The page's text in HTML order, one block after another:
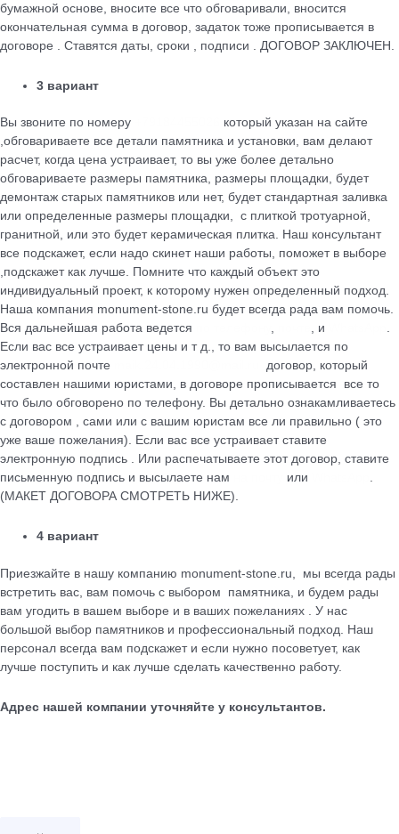
бумажной основе, вносите все что обговаривали, вносится
окончательная сумма в договор, задаток тоже прописывается в
договоре . Ставятся даты, сроки , подписи . ДОГОВОР ЗАКЛЮЧЕН.
3 вариант
Вы звоните по номеру
который указан на сайте
,обговариваете все детали памятника и установки, вам делают
расчет, когда цена устраивает, то вы уже более детально
обговариваете размеры памятника, размеры площадки, будет
демонтаж старых памятников или нет, будет стандартная заливка
или определенные размеры площадки, с плиткой тротуарной,
гранитной, или это будет керамическая плитка. Наш консультант
все подскажет, если надо скинет наши работы, поможет в выборе
,подскажет как лучше. Помните что каждый объект это
индивидуальный проект, к которому нужен определенный подход.
Наша компания monument-stone.ru будет всегда рада вам помочь.
Вся дальнейшая работа ведется
, , и
.
Если вас все устраивает цены и т д., то вам высылается по
электронной почте
договор, который
cоставлен нашими юристами, в договоре прописывается все то
что было обговорено по телефону. Вы детально ознакамливаетесь
с договором , сами или с вашим юристам все ли правильно ( это
уже ваше пожелания). Если вас все устраивает ставите
электронную подпись . Или распечатываете этот договор, ставите
письменную подпись и высылаете нам
или
.
(МАКЕТ ДОГОВОРА СМОТРЕТЬ НИЖЕ).
4 вариант
Приезжайте в нашу компанию monument-stone.ru, мы всегда рады
встретить вас, вам помочь с выбором памятника, и будем рады
вам угодить в вашем выборе и в ваших пожеланиях . У нас
большой выбор памятников и профессиональный подход. Наш
персонал всегда вам подскажет и если нужно посоветует, как
лучше поступить и как лучше сделать качественно работу.
Адрес нашей компании уточняйте у консультантов.